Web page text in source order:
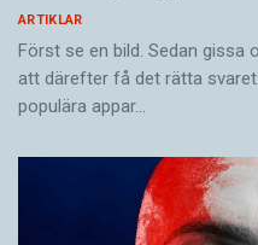
ARTIKLAR
Först se en bild. Sedan
att därefter få det rätta
populära appar…